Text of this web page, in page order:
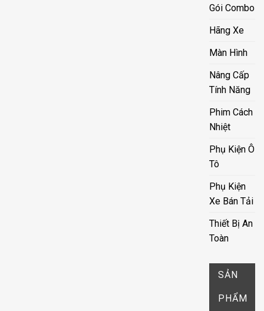
Gói Combo
Hãng Xe
Màn Hình
Nâng Cấp
Tính Năng
Phim Cách
Nhiệt
Phụ Kiện Ô
Tô
Phụ Kiện
Xe Bán Tải
Thiết Bị An
Toàn
SẢN
PHẨM